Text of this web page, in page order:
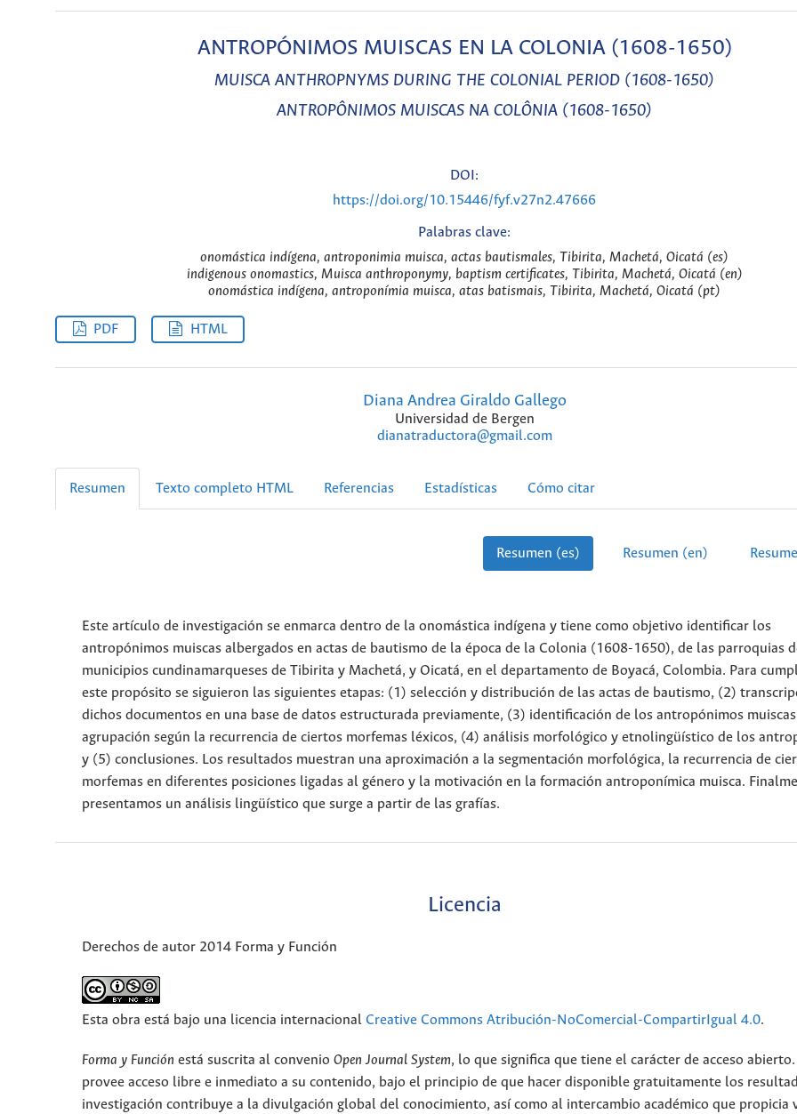
ANTROPÓNIMOS MUISCAS EN LA COLONIA (1608-1650)
MUISCA ANTHROPNYMS DURING THE COLONIAL PERIOD (1608-1650)
ANTROPÔNIMOS MUISCAS NA COLÔNIA (1608-1650)
DOI:
https://doi.org/10.15446/fyf.v27n2.47666
Palabras clave:
onomástica indígena, antroponimia muisca, actas bautismales, Tibirita, Machetá, Oicatá (es)
indigenous onomastics, Muisca anthroponymy, baptism certificates, Tibirita, Machetá, Oicatá (en)
onomástica indígena, antroponímia muisca, atas batismais, Tibirita, Machetá, Oicatá (pt)
PDF HTML
Diana Andrea Giraldo Gallego
Universidad de Bergen
dianatraductora@gmail.com
Resumen Texto completo HTML Referencias Estadísticas Cómo citar
Resumen (es) Resumen (en)
Este artículo de investigación se enmarca dentro de la onomástica indígena y tiene como objetivo identificar los
antropónimos muiscas albergados en actas de bautismo de la época de la Colonia (1608-1650), de las parroquias
municipios cundinamarqueses de Tibirita y Machetá, y Oicatá, en el departamento de Boyacá, Colombia. Para
este propósito se siguieron las siguientes etapas: (1) selección y distribución de las actas de bautismo, (2)
dichos documentos en una base de datos estructurada previamente, (3) identificación de los antropónimos
agrupación según la recurrencia de ciertos morfemas léxicos, (4) análisis morfológico y etnolingüístico de los
y (5) conclusiones. Los resultados muestran una aproximación a la segmentación morfológica, la recurrencia de
morfemas en diferentes posiciones ligadas al género y la motivación en la formación antroponímica muisca.
presentamos un análisis lingüístico que surge a partir de las grafías.
Licencia
Derechos de autor 2014 Forma y Función
Esta obra está bajo una licencia internacional Creative Commons Atribución-NoComercial-CompartirIgual 4.0.
Forma y Función está suscrita al convenio Open Journal System, lo que significa que tiene el carácter de acceso abierto.
provee acceso libre e inmediato a su contenido, bajo el principio de que hacer disponible gratuitamente los
investigación contribuye a la divulgación global del conocimiento, así como al intercambio académico que propicia